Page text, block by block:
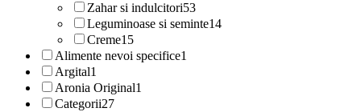
Zahar si indulcitori53
Leguminoase si seminte14
Creme15
Alimente nevoi specifice1
Argital1
Aronia Original1
Categorii27